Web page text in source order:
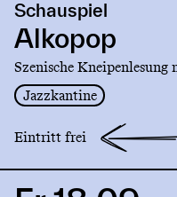
Alkopop
Schauspiel
Alkopop
Szenische
Jazzkantine
Eintritt frei